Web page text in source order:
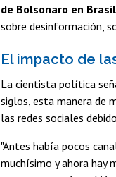
de Bolsonaro en
sobre desinformación,
El impacto de
La cientista política
siglos, esta manera de
las redes sociales
"Antes había pocos
muchísimo y ahora hay